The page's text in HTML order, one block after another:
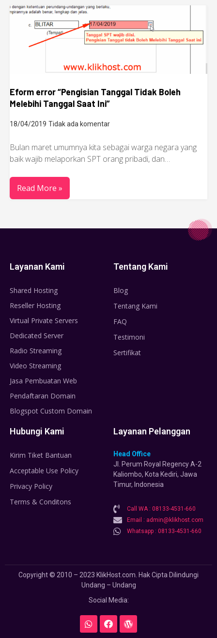
Eform error “Pengisian Tanggal Tidak Boleh
Melebihi Tanggal Saat Ini”
18/04/2019 Tidak ada komentar
Bulan maret umumnya kita sebagai warga negara yang
baik wajib melaporkan SPT orang pribadi, dan…
Read More »
Layanan Kami
Shared Hosting
Reseller Hosting
Virtual Private Servers
Dedicated Server
Radio Streaming
Video Streaming
Jasa Pembuatan Web
Pendaftaran Domain
Blogspot Custom Domain
Tentang Kami
Blog
Tentang Kami
FAQ
Testimoni
Sertifikat
Hubungi Kami
Kirim Tiket Bantuan
Acceptable Use Policy
Privacy Policy
Terms & Conditons
Layanan Pelanggan
Head Office
Jl. Perum Royal Regency A-2
Kaliombo, Kota Kediri, Jawa
Timur, Indonesia
Call WA : 08133-4531-660
Email : admin@klikhost.com
Whatsapp : 08133-4531-660
Copyright © 2010 – 2023 KlikHost.com. Hak Cipta Dilindungi
Undang – Undang
Social Media: